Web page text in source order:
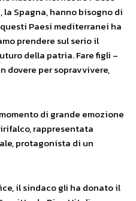
la Spagna, hanno bisogno di
Paesi mediterranei ha
prendere sul serio il
della patria. Fare figli –
dovere per sopravvivere,
di grande emozione
rappresentata
protagonista di un
il sindaco gli ha donato il